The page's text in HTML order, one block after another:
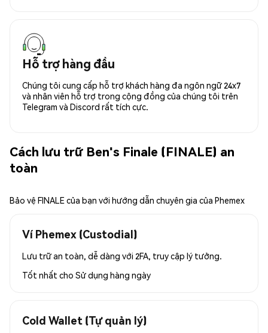
Hỗ trợ hàng đầu
Chúng tôi cung cấp hỗ trợ khách hàng đa ngôn ngữ 24x7
và nhân viên hỗ trợ trong cộng đồng của chúng tôi trên
Telegram và Discord rất tích cực.
Cách lưu trữ Ben's Finale (FINALE) an
toàn
Bảo vệ FINALE của bạn với hướng dẫn chuyên gia của Phemex
Ví Phemex (Custodial)
Lưu trữ an toàn, dễ dàng với 2FA, truy cập lý tưởng.
Tốt nhất cho Sử dụng hàng ngày
Cold Wallet (Tự quản lý)